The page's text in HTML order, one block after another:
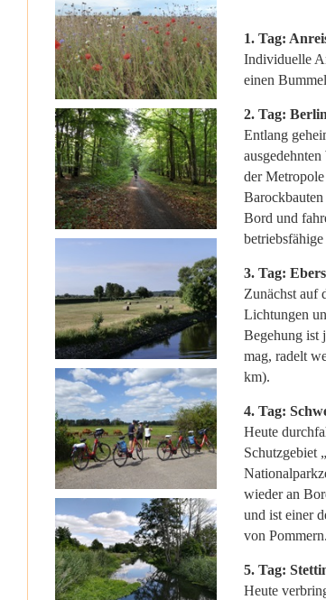
1. Tag:
Individuelle
einen
2. Tag:
Entlang
der
Bord und
3. Tag:
Zunächst auf
Lichtungen
Begehung ist
mag, radelt
km).
4. Tag:
Heute
Schutzgebiet
wieder an
und ist einer
von Pommern.
5. Tag:
Heute